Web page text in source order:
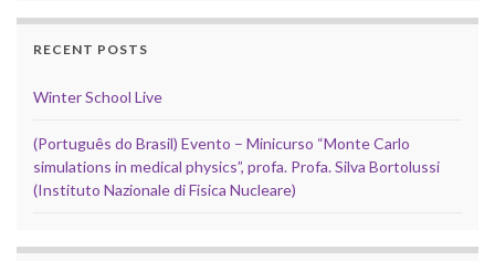
RECENT POSTS
Winter School Live
(Português do Brasil) Evento – Minicurso “Monte Carlo
simulations in medical physics”, profa. Profa. Silva Bortolussi
(Instituto Nazionale di Fisica Nucleare)